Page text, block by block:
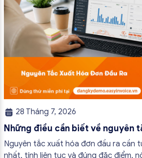
28 Tháng 7, 2026
Những điều cần biết về nguyên
đầu ra
Nguyên tắc xuất hóa đơn đầu ra cần
nhất, tính liên tục và đúng đặc điểm,